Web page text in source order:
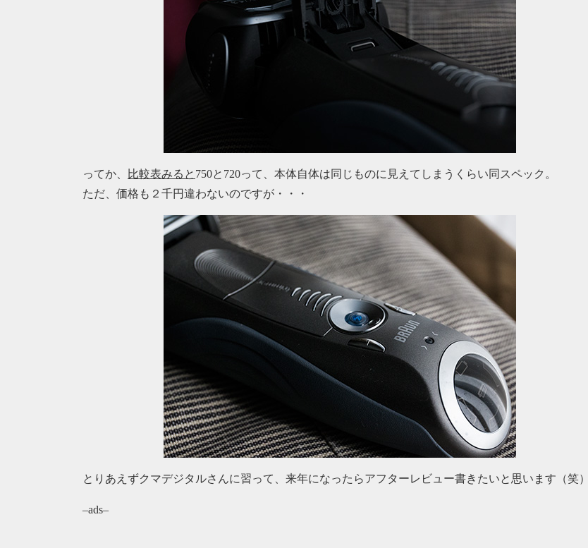
ってか、 比較表みると 750と720って、本体自体は同じものに見えてしまうくらい同スペック。
ただ、価格も２千円違わないのですが・・・
とりあえずクマデジタルさんに習って、来年になったらアフターレビュー書きたいと思います（笑）
–ads–